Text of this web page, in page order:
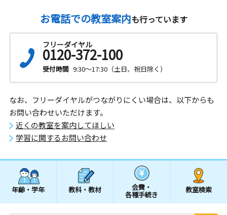
お電話での教室案内も行っています
フリーダイヤル
0120-372-100
受付時間 9:30～17:30（土日、祝日除く）
なお、フリーダイヤルがつながりにくい場合は、以下からも
お問い合わせいただけます。
近くの教室を案内してほしい
学習に関するお問い合わせ
年齢・学年 教科・教材 会費・
各種手続き
教室検索